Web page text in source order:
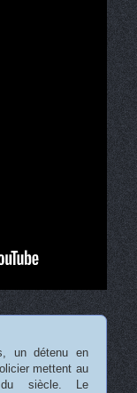
un détenu en
mettent au
siècle. Le